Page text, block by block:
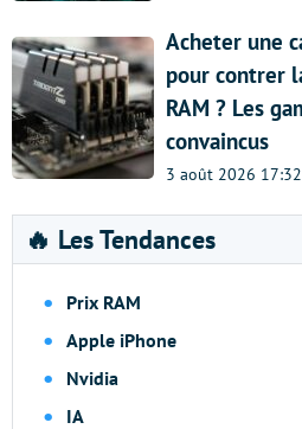
Acheter une
pour contrer
RAM ? Les
convaincus
3 août 2026 17:32
🔥 Les Tendances
Prix RAM
Apple iPhone
Nvidia
IA